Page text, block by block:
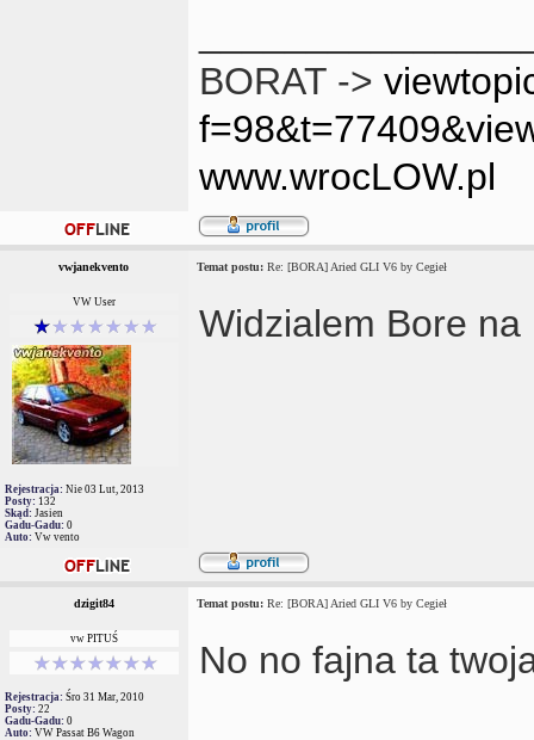
BORAT ->
www.wrocLOW.pl
vwjanekvento Temat postu: Re: [BORA] Aried GLI V6 by Cegieł
VW User
Rejestracja: Nie 03 Lut, 2013
Posty: 132
Skąd: Jasien
Gadu-Gadu: 0
Auto: Vw vento
Widzialem Bore
dzigit84 Temat postu: Re: [BORA] Aried GLI V6 by Cegieł
vw PITUŚ
Rejestracja: Śro 31 Mar, 2010
Posty: 22
Gadu-Gadu: 0
Auto: VW Passat B6 Wagon
No no fajna ta